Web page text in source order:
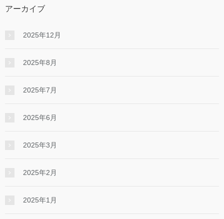
アーカイブ
2025年12月
2025年8月
2025年7月
2025年6月
2025年3月
2025年2月
2025年1月